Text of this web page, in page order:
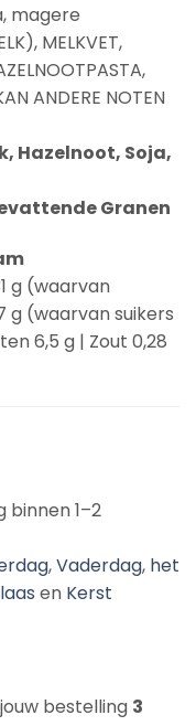
magere
), MELKVET,
,
ANDERE NOTEN
Hazelnoot, Soja,
Granen
g (waarvan
g (waarvan suikers
6,5 g | Zout 0,28
binnen 1–2
,Vaderdag, het
en Kerst
bestelling 3